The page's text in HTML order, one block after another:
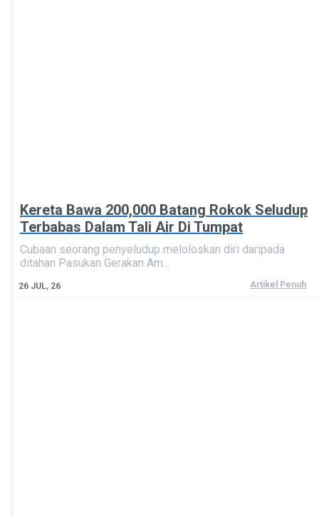
Kereta Bawa 200,000 Batang Rokok Seludup
Terbabas Dalam Tali Air Di Tumpat
26 JUL, 26
Cubaan seorang penyeludup meloloskan diri daripada
ditahan Pasukan Gerakan Am…
Artikel Penuh